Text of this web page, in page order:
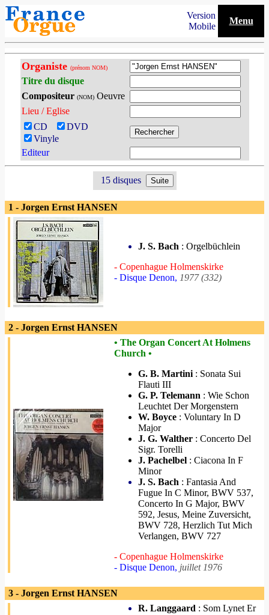
Version
Mobile
Menu
Organiste (prénom NOM)
Titre du disque
Compositeur (NOM)Oeuvre
Lieu / Eglise
CD
DVD
Vinyle
Editeur
15 disques
1 - Jorgen Ernst HANSEN
J. S. Bach : Orgelbüchlein
- Copenhague Holmenskirke
- Disque Denon, 1977 (332)
2 - Jorgen Ernst HANSEN
• The Organ Concert At Holmens
Church •
G. B. Martini : Sonata Sui
Flauti III
G. P. Telemann : Wie Schon
Leuchtet Der Morgenstern
W. Boyce : Voluntary In D
Major
J. G. Walther : Concerto Del
Sigr. Torelli
J. Pachelbel : Ciacona In F
Minor
J. S. Bach : Fantasia And
Fugue In C Minor, BWV 537,
Concerto In G Major, BWV
592, Jesus, Meine Zuversicht,
BWV 728, Herzlich Tut Mich
Verlangen, BWV 727
- Copenhague Holmenskirke
- Disque Denon, juillet 1976
3 - Jorgen Ernst HANSEN
R. Langgaard : Som Lynet Er